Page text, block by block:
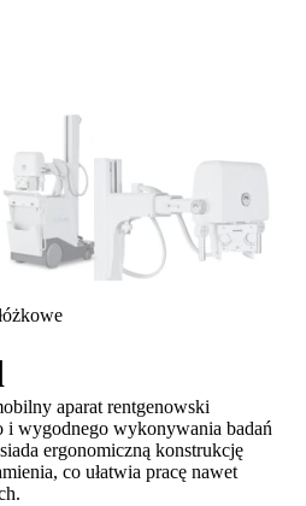
aparat rentgenowski
i wygodnego wykonywania badań
ergonomiczną konstrukcję
co ułatwia pracę nawet